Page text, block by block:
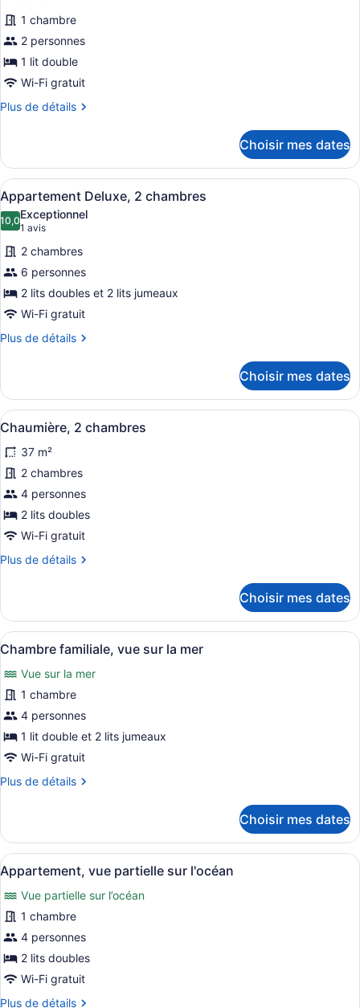
photos
pour
ce
type
de
chambre :
base,
1
lit
double
1 chambre
2 personnes
1 lit double
Wi-Fi gratuit
Plus de détails
Plus
Studio
de
base,
lit
double
Choisir mes dates
Afficher
toutes
les
photos
pour
ce
type
de
chambre :
2
chambres
Une cuisine moderne avec des
20
Appartement Deluxe, 2 chambres
10,010,0 sur 10
Exceptionnel
1 avis
(1 avis)
2 chambres
6 personnes
2 lits doubles et 2 lits jumeaux
Wi-Fi gratuit
Plus de détails
Plus
Appartement
Deluxe,
2
Choisir mes dates
Afficher
toutes
les
photos
pour
ce
type
chambre :
chambres
Un petit bâtiment blanc doté d’un
13
Chaumière, 2 chambres
37 m²
2 chambres
4 personnes
2 lits doubles
Wi-Fi gratuit
Plus de détails
Plus
Chaumière,
chambres
Choisir mes dates
Afficher
toutes
les
photos
pour
ce
type
chambre :
vue
sur
la
mer
Une cuisine avec des meubles
8
Chambre familiale, vue sur la mer
Vue sur la mer
1 chambre
4 personnes
1 lit double et 2 lits jumeaux
Wi-Fi gratuit
Plus de détails
Plus
Chambre
familiale,
vue
sur
la
mer
Choisir mes dates
Afficher
toutes
les
photos
pour
ce
type
Un salon moderne comprenant
12
Appartement, vue partielle sur l'océan
Vue partielle sur l’océan
1 chambre
4 personnes
2 lits doubles
Wi-Fi gratuit
Plus de détails
Plus